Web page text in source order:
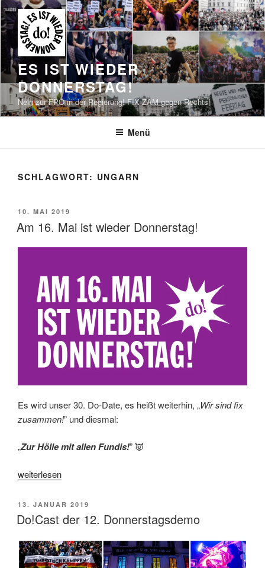
Zum
Inhalt
springen
ES IST WIEDER
DONNERSTAG!
Nein zur FPÖ in der Regierung! FIX ZAM gegen Rechts!
Menü
SCHLAGWORT: UNGARN
VERÖFFENTLICHT
AM
10. MAI 2019
Am 16. Mai ist wieder Donnerstag!
Es wird unser 30. Do-Date, es heißt weiterhin, „Wir sind fix
zusammen!” und diesmal:
„Zur Hölle mit allen Fundis!” 👿
„Am
Mai
ist
Donnerstag!“
weiterlesen
VERÖFFENTLICHT
AM
13. JANUAR 2019
Do!Cast der 12. Donnerstagsdemo